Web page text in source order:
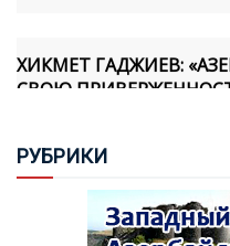
СВОЮ
ШАГАМИ, И МЫ
СВОЮ ПОЛИТИКУ В
РУБРИКИ